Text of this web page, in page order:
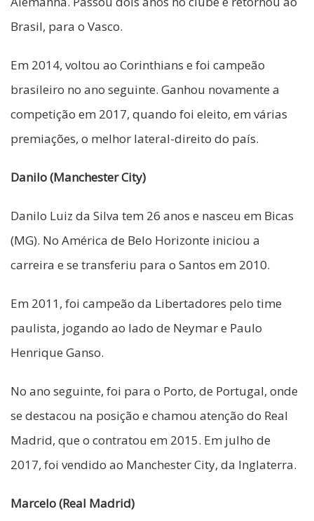
Brasil, para o Vasco.
Em 2014, voltou ao Corinthians e foi campeão
brasileiro no ano seguinte. Ganhou novamente a
competição em 2017, quando foi eleito, em várias
premiações, o melhor lateral-direito do país.
Danilo (Manchester City)
Danilo Luiz da Silva tem 26 anos e nasceu em Bicas
(MG). No América de Belo Horizonte iniciou a
carreira e se transferiu para o Santos em 2010.
Em 2011, foi campeão da Libertadores pelo time
paulista, jogando ao lado de Neymar e Paulo
Henrique Ganso.
No ano seguinte, foi para o Porto, de Portugal, onde
se destacou na posição e chamou atenção do Real
Madrid, que o contratou em 2015. Em julho de
2017, foi vendido ao Manchester City, da Inglaterra.
Marcelo (Real Madrid)